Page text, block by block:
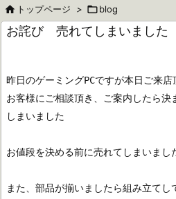
 トップページ > blog
お詫び 売れてしまいました
昨日のゲーミングPCですが本日ご来店
お客様にご相談頂き、ご案内したら決
しまいました
お値段を決める前に売れてしまいまし
また、部品が揃いましたら組み立てし